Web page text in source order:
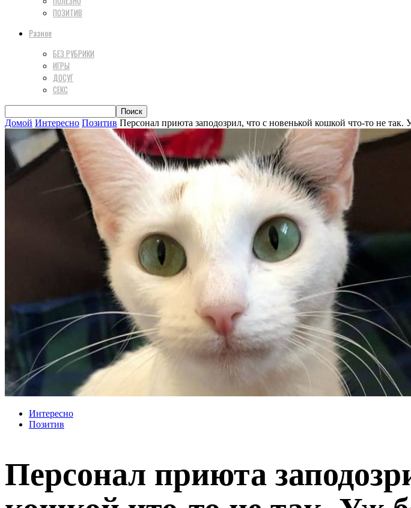
ПОЗИТИВ
Разное
БЕЗ РУБРИКИ
ИГРЫ
ДОСУГ
СЕКС
Домой Интересно Позитив Персонал приюта заподозрил, что с новенькой кошкой что-то не так.
Интересно
Позитив
Персонал приюта